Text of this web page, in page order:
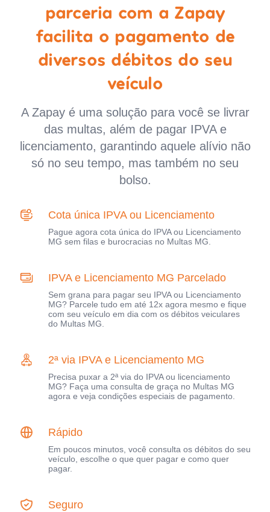
parceria com a Zapay
facilita o pagamento de
diversos débitos do seu
veículo
A Zapay é uma solução para você se livrar
das multas, além de pagar IPVA e
licenciamento, garantindo aquele alívio não
só no seu tempo, mas também no seu
bolso.
Cota única IPVA ou Licenciamento
Pague agora cota única do IPVA ou Licenciamento
MG sem filas e burocracias no Multas MG.
IPVA e Licenciamento MG Parcelado
Sem grana para pagar seu IPVA ou Licenciamento
MG? Parcele tudo em até 12x agora mesmo e fique
com seu veículo em dia com os débitos veiculares
do Multas MG.
2ª via IPVA e Licenciamento MG
Precisa puxar a 2ª via do IPVA ou licenciamento
MG? Faça uma consulta de graça no Multas MG
agora e veja condições especiais de pagamento.
Rápido
Em poucos minutos, você consulta os débitos do seu
veículo, escolhe o que quer pagar e como quer
pagar.
Seguro